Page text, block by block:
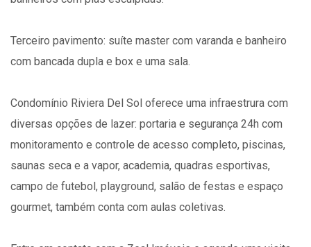
Terceiro pavimento: suíte master com varanda e banheiro
com bancada dupla e box e uma sala.
Condomínio Riviera Del Sol oferece uma infraestrura com
diversas opções de lazer: portaria e segurança 24h com
monitoramento e controle de acesso completo, piscinas,
saunas seca e a vapor, academia, quadras esportivas,
campo de futebol, playground, salão de festas e espaço
gourmet, também conta com aulas coletivas.